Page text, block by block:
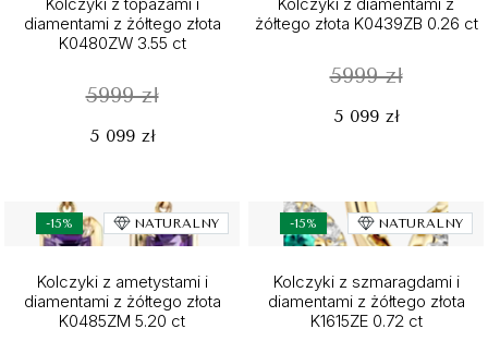
diamentami z żółtego złota
K0480ZW 3.55 ct
5999 zł
5 099 zł
żółtego złota K0439ZB 0.26 ct
5999 zł
5 099 zł
-15% NATURALNY
Kolczyki z ametystami i
diamentami z żółtego złota
K0485ZM 5.20 ct
-15% NATURALNY
Kolczyki z szmaragdami i
diamentami z żółtego złota
K1615ZE 0.72 ct